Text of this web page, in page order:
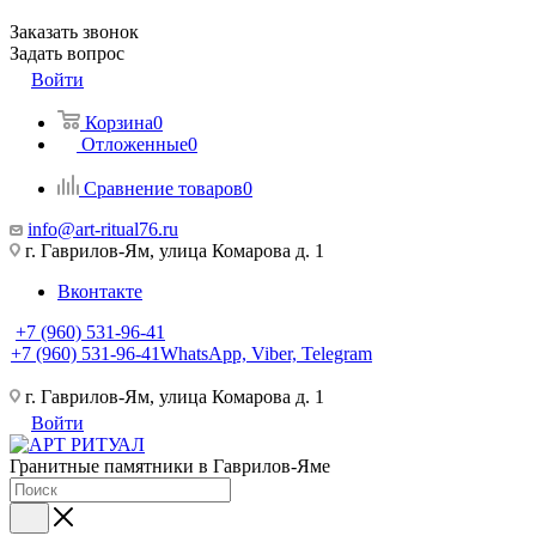
Заказать звонок
Задать вопрос
Войти
Корзина0
Отложенные0
Сравнение товаров0
info@art-ritual76.ru
г. Гаврилов-Ям, улица Комарова д. 1
Вконтакте
+7 (960) 531-96-41
+7 (960) 531-96-41WhatsApp, Viber, Telegram
г. Гаврилов-Ям, улица Комарова д. 1
Войти
Гранитные памятники в Гаврилов-Яме